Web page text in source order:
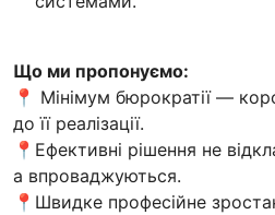
Що ми пропонуємо:
📍 Мінімум бюрократії —
до її реалізації.
📍Ефективні рішення не
а впроваджуються.
📍Швидке професійне